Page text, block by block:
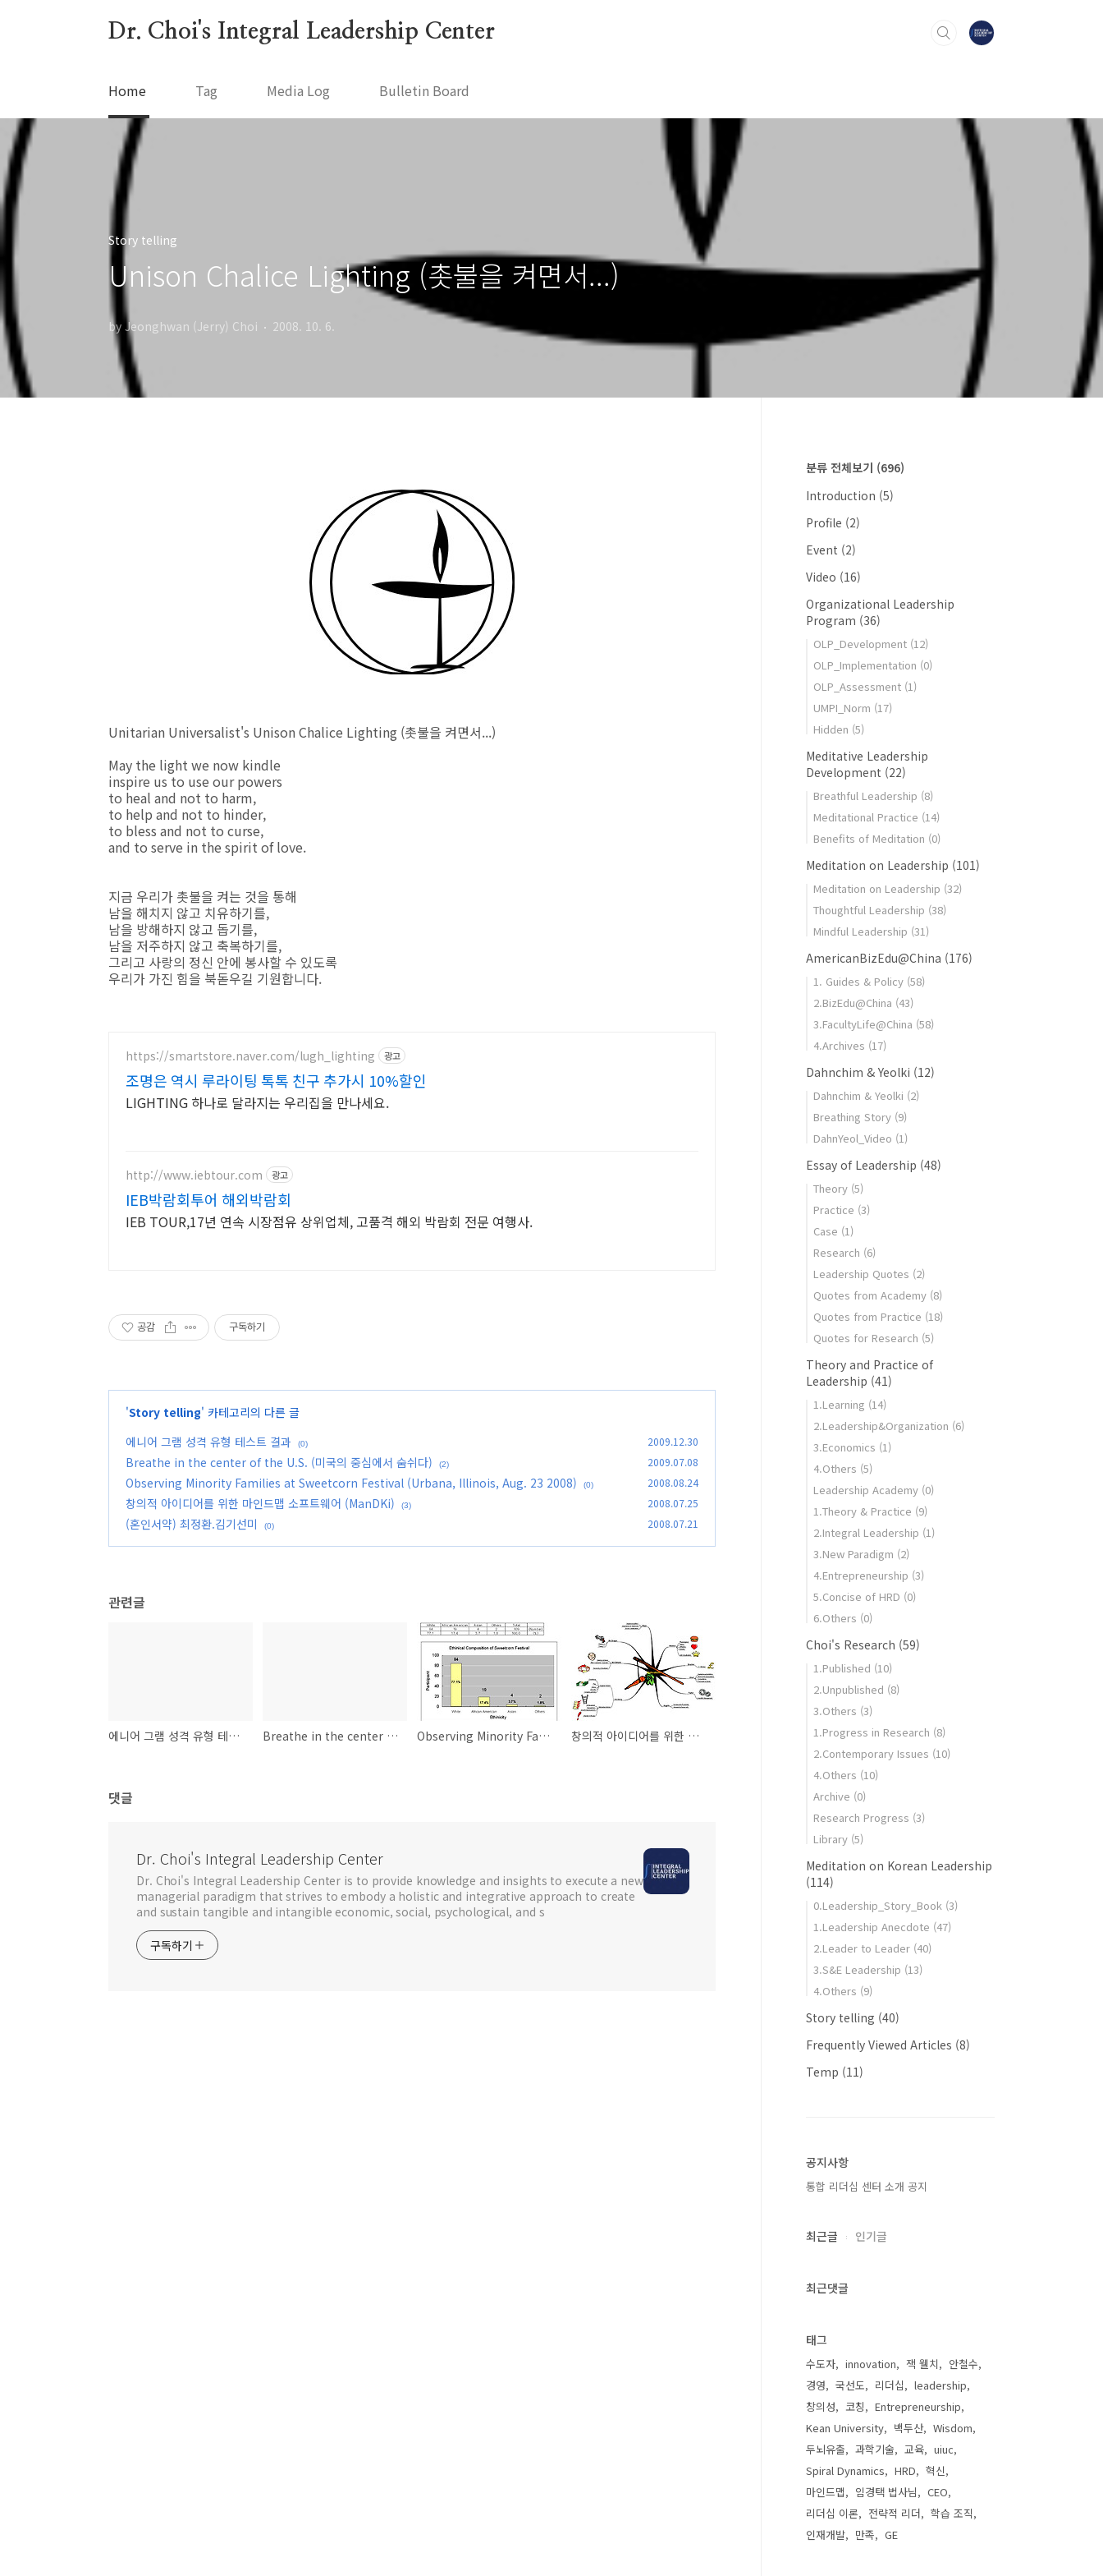
Dr. Choi's Integral Leadership Center
Home Tag Media Log Bulletin Board
Story telling
Unison Chalice Lighting (촛불을 켜면서...)
by Jeonghwan (Jerry) Choi 2008. 10. 6.
Unitarian Universalist's Unison Chalice Lighting (촛불을 켜면서...)
May the light we now kindle
inspire us to use our powers
to heal and not to harm,
to help and not to hinder,
to bless and not to curse,
and to serve in the spirit of love.
지금 우리가 촛불을 켜는 것을 통해
남을 해치지 않고 치유하기를,
남을 방해하지 않고 돕기를,
남을 저주하지 않고 축복하기를,
그리고 사랑의 정신 안에 봉사할 수 있도록
우리가 가진 힘을 북돋우길 기원합니다.
https://smartstore.naver.com/lugh_lighting 광고
조명은 역시 루라이팅 톡톡 친구 추가시 10%할인
LIGHTING 하나로 달라지는 우리집을 만나세요.
http://www.iebtour.com 광고
IEB박람회투어 해외박람회
IEB TOUR,17년 연속 시장점유 상위업체, 고품격 해외 박람회 전문 여행사.
공감 구독하기
'Story telling' 카테고리의 다른 글
에니어 그램 성격 유형 테스트 결과
(0) 2009.12.30
Breathe in the center of the U.S. (미국의 중심에서 숨쉬다) (2) 2009.07.08
Observing Minority Families at Sweetcorn Festival (Urbana, Illinois, Aug. 23 2008) (0) 2008.08.24
창의적 아이디어를 위한 마인드맵 소프트웨어 (ManDKi) (3) 2008.07.25
(혼인서약) 최정환.김기선미 (0) 2008.07.21
관련글
에니어 그램 성격 유형 테스트 결과 Breathe in the center of the U.S. (미국의 중심에서 숨쉬다) Observing Minority Families at Sweetcorn Festival (Urbana, Illinois, Aug. 23 2008) 창의적 아이디어를 위한 마인드맵 소프트웨어 (ManDKi)
댓글
Dr. Choi's Integral Leadership Center
Dr. Choi's Integral Leadership Center is to provide knowledge and insights to execute a new
managerial paradigm that strives to embody a holistic and integrative approach to create
and sustain tangible and intangible economic, social, psychological, and s
구독하기
분류 전체보기 (696)
Introduction (5)
Profile (2)
Event (2)
Video (16)
Organizational Leadership
Program (36)
OLP_Development (12)
OLP_Implementation (0)
OLP_Assessment (1)
UMPI_Norm (17)
Hidden (5)
Meditative Leadership
Development (22)
Breathful Leadership (8)
Meditational Practice (14)
Benefits of Meditation (0)
Meditation on Leadership (101)
Meditation on Leadership (32)
Thoughtful Leadership (38)
Mindful Leadership (31)
AmericanBizEdu@China (176)
1. Guides & Policy (58)
2.BizEdu@China (43)
3.FacultyLife@China (58)
4.Archives (17)
Dahnchim & Yeolki (12)
Dahnchim & Yeolki (2)
Breathing Story (9)
DahnYeol_Video (1)
Essay of Leadership (48)
Theory (5)
Practice (3)
Case (1)
Research (6)
Leadership Quotes (2)
Quotes from Academy (8)
Quotes from Practice (18)
Quotes for Research (5)
Theory and Practice of
Leadership (41)
1.Learning (14)
2.Leadership&Organization (6)
3.Economics (1)
4.Others (5)
Leadership Academy (0)
1.Theory & Practice (9)
2.Integral Leadership (1)
3.New Paradigm (2)
4.Entrepreneurship (3)
5.Concise of HRD (0)
6.Others (0)
Choi's Research (59)
1.Published (10)
2.Unpublished (8)
3.Others (3)
1.Progress in Research (8)
2.Contemporary Issues (10)
4.Others (10)
Archive (0)
Research Progress (3)
Library (5)
Meditation on Korean Leadership
(114)
0.Leadership_Story_Book (3)
1.Leadership Anecdote (47)
2.Leader to Leader (40)
3.S&E Leadership (13)
4.Others (9)
Story telling (40)
Frequently Viewed Articles (8)
Temp (11)
공지사항
통합 리더십 센터 소개 공지
최근글 인기글
최근댓글
태그
수도자 innovation 잭 웰치
안철수
경영
국선도 리더십
leadership
창의성
코칭
Entrepreneurship
Kean University
백두산
Wisdom
두뇌유출
과학기술 교육
uiuc
Spiral Dynamics
HRD
혁신
마인드맵
임경택 법사님
CEO
리더십 이론
전략적 리더
학습 조직
인재개발
만족 GE